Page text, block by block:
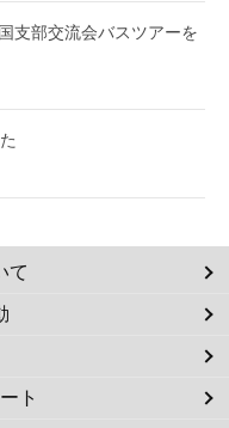
支部交流会バスツアーを
て
ト